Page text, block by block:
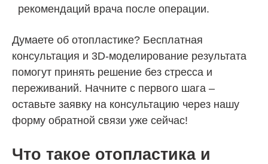
рекомендаций врача после операции.
Думаете об отопластике? Бесплатная
консультация и 3D-моделирование результата
помогут принять решение без стресса и
переживаний. Начните с первого шага –
оставьте заявку на консультацию через нашу
форму обратной связи уже сейчас!
Что такое отопластика и